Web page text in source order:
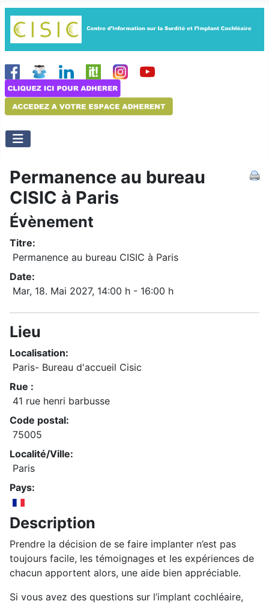
Permanence au bureau
CISIC à Paris
Évènement
Titre:
Permanence au bureau CISIC à Paris
Date:
Mar, 18. Mai 2027, 14:00 h - 16:00 h
Lieu
Localisation:
Paris- Bureau d'accueil Cisic
Rue :
41 rue henri barbusse
Code postal:
75005
Localité/Ville:
Paris
Pays:
Description
Prendre la décision de se faire implanter n’est pas
toujours facile, les témoignages et les expériences de
chacun apportent alors, une aide bien appréciable.
Si vous avez des questions sur l’implant cochléaire,